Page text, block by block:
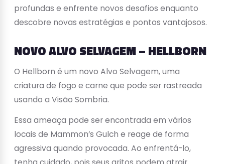
profundas e enfrente novos desafios enquanto
descobre novas estratégias e pontos vantajosos.
NOVO ALVO SELVAGEM – HELLBORN
O Hellborn é um novo Alvo Selvagem, uma
criatura de fogo e carne que pode ser rastreada
usando a Visão Sombria.
Essa ameaça pode ser encontrada em vários
locais de Mammon’s Gulch e reage de forma
agressiva quando provocada. Ao enfrentá-lo,